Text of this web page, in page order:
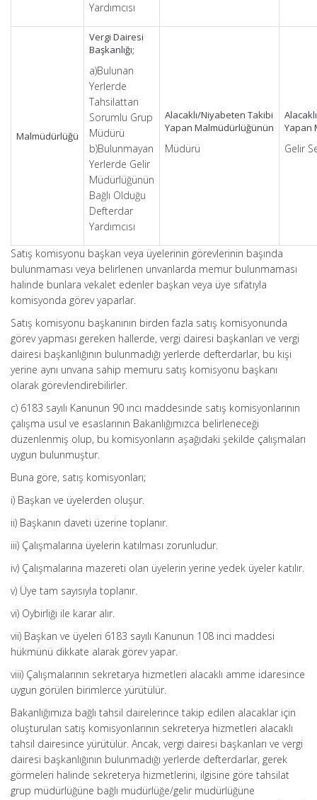
Yardımcısı
Malmüdürlüğü
Vergi Dairesi
Başkanlığı;
a)Bulunan
Yerlerde
Tahsilattan
Sorumlu Grup
Müdürü
b)Bulunmayan
Yerlerde Gelir
Müdürlüğünün
Bağlı Olduğu
Defterdar
Yardımcısı
Alacaklı/Niyabeten Takibi
Yapan Malmüdürlüğünün
Müdürü
Yapan
Gelir
Satış komisyonu başkan veya üyelerinin görevlerinin başında
bulunmaması veya belirlenen unvanlarda memur bulunmaması
halinde bunlara vekalet edenler başkan veya üye sıfatıyla
komisyonda görev yaparlar.
Satış komisyonu başkanının birden fazla satış komisyonunda
görev yapması gereken hallerde, vergi dairesi başkanları ve vergi
dairesi başkanlığının bulunmadığı yerlerde defterdarlar, bu kişi
yerine aynı unvana sahip memuru satış komisyonu başkanı
olarak görevlendirebilirler.
c) 6183 sayılı Kanunun 90 ıncı maddesinde satış komisyonlarının
çalışma usul ve esaslarının Bakanlığımızca belirleneceği
düzenlenmiş olup, bu komisyonların aşağıdaki şekilde çalışmaları
uygun bulunmuştur.
Buna göre, satış komisyonları;
i) Başkan ve üyelerden oluşur.
ii) Başkanın daveti üzerine toplanır.
iii) Çalışmalarına üyelerin katılması zorunludur.
iv) Çalışmalarına mazereti olan üyelerin yerine yedek üyeler katılır.
v) Üye tam sayısıyla toplanır.
vi) Oybirliği ile karar alır.
vii) Başkan ve üyeleri 6183 sayılı Kanunun 108 inci maddesi
hükmünü dikkate alarak görev yapar.
viii) Çalışmalarının sekretarya hizmetleri alacaklı amme idaresince
uygun görülen birimlerce yürütülür.
Bakanlığımıza bağlı tahsil dairelerince takip edilen alacaklar için
oluşturulan satış komisyonlarının sekreterya hizmetleri alacaklı
tahsil dairesince yürütülür. Ancak, vergi dairesi başkanları ve vergi
dairesi başkanlığının bulunmadığı yerlerde defterdarlar, gerek
görmeleri halinde sekreterya hizmetlerini, ilgisine göre tahsilat
grup müdürlüğüne bağlı müdürlüğe/gelir müdürlüğüne